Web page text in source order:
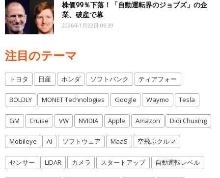
株価99％下落！「自動運転界のジョブズ」の企
業、破産で幕
2026年1月22日 06:39
注目のテーマ
トヨタ 日産 ホンダ ソフトバンク ティアフォー
BOLDLY MONET Technologies Google Waymo Tesla
GM Cruise VW NVIDIA Apple Amazon Didi Chuxing
Mobileye AI ソフトウェア MaaS 空飛ぶクルマ
センサー LiDAR カメラ スタートアップ 自動運転レベル